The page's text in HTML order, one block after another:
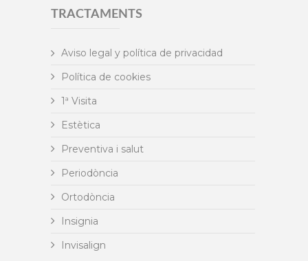
TRACTAMENTS
Aviso legal y política de privacidad
Política de cookies
1ª Visita
Estètica
Preventiva i salut
Periodòncia
Ortodòncia
Insignia
Invisalign